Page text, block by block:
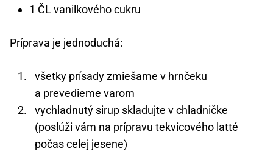
1 ČL vanilkového cukru
Príprava je jednoduchá:
všetky prísady zmiešame v hrnčeku
a prevedieme varom
vychladnutý sirup skladujte v chladničke
(poslúži vám na prípravu tekvicového latté
počas celej jesene)